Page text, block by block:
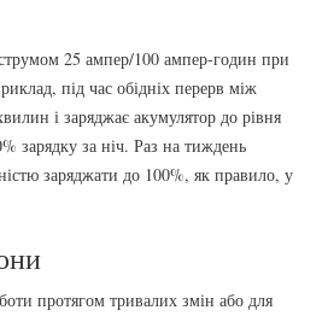
25 ампер/100 ампер-годин при
під час обідніх перерв між
і заряджає акумулятор до рівня
зарядку за ніч. Раз на тиждень
заряджати до 100%, як правило, у
протягом тривалих змін або для